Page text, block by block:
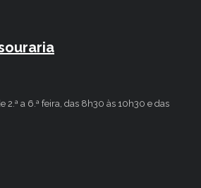
a 6.ª feira, das 8h30 às 10h30 e das